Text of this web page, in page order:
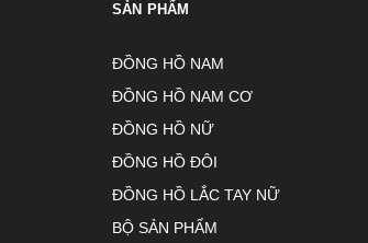
SẢN PHẨM
ĐỒNG HỒ NAM
ĐỒNG HỒ NAM CƠ
ĐỒNG HỒ NỮ
ĐỒNG HỒ ĐÔI
ĐỒNG HỒ LẮC TAY NỮ
BỘ SẢN PHẨM